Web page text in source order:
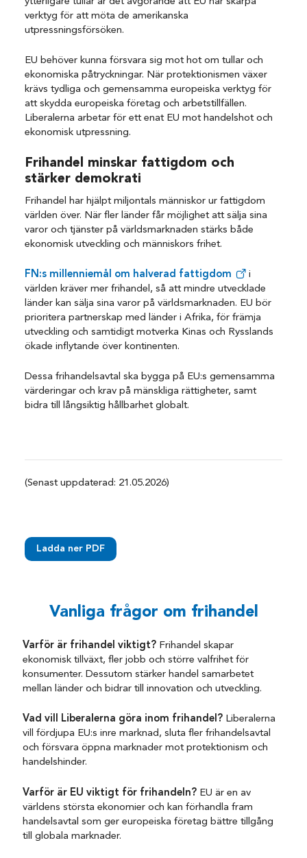
verktyg för att möta de amerikanska
utpressningsförsöken.
EU behöver kunna försvara sig mot hot om tullar och
ekonomiska påtryckningar. När protektionismen växer
krävs tydliga och gemensamma europeiska verktyg för
att skydda europeiska företag och arbetstillfällen.
Liberalerna arbetar för ett enat EU mot handelshot och
ekonomisk utpressning.
Frihandel minskar fattigdom och
stärker demokrati
Frihandel har hjälpt miljontals människor ur fattigdom
världen över. När fler länder får möjlighet att sälja sina
varor och tjänster på världsmarknaden stärks både
ekonomisk utveckling och människors frihet.
FN:s millenniemål om halverad fattigdom
i
världen kräver mer frihandel, så att mindre utvecklade
länder kan sälja sina varor på världsmarknaden. EU bör
prioritera partnerskap med länder i Afrika, för främja
utveckling och samtidigt motverka Kinas och Rysslands
ökade inflytande över kontinenten.
Dessa frihandelsavtal ska bygga på EU:s gemensamma
värderingar och krav på mänskliga rättigheter, samt
bidra till långsiktig hållbarhet globalt.
(Senast uppdaterad: 21.05.2026)
Ladda ner PDF
Vanliga frågor om frihandel
Varför är frihandel viktigt? Frihandel skapar
ekonomisk tillväxt, fler jobb och större valfrihet för
konsumenter. Dessutom stärker handel samarbetet
mellan länder och bidrar till innovation och utveckling.
Vad vill Liberalerna göra inom frihandel? Liberalerna
vill fördjupa EU:s inre marknad, sluta fler frihandelsavtal
och försvara öppna marknader mot protektionism och
handelshinder.
Varför är EU viktigt för frihandeln? EU är en av
världens största ekonomier och kan förhandla fram
handelsavtal som ger europeiska företag bättre tillgång
till globala marknader.